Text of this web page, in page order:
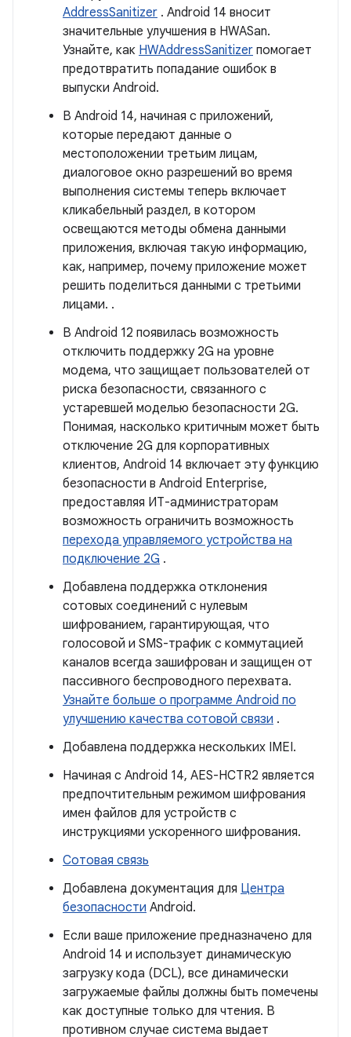
AddressSanitizer . Android 14 вносит
значительные улучшения в HWASan.
Узнайте, как HWAddressSanitizer помогает
предотвратить попадание ошибок в
выпуски Android.
В Android 14, начиная с приложений,
которые передают данные о
местоположении третьим лицам,
диалоговое окно разрешений во время
выполнения системы теперь включает
кликабельный раздел, в котором
освещаются методы обмена данными
приложения, включая такую ​​информацию,
как, например, почему приложение может
решить поделиться данными с третьими
лицами. .
В Android 12 появилась возможность
отключить поддержку 2G на уровне
модема, что защищает пользователей от
риска безопасности, связанного с
устаревшей моделью безопасности 2G.
Понимая, насколько критичным может быть
отключение 2G для корпоративных
клиентов, Android 14 включает эту функцию
безопасности в Android Enterprise,
предоставляя ИТ-администраторам
возможность ограничить возможность
перехода управляемого устройства на
подключение 2G .
Добавлена ​​поддержка отклонения
сотовых соединений с нулевым
шифрованием, гарантирующая, что
голосовой и SMS-трафик с коммутацией
каналов всегда зашифрован и защищен от
пассивного беспроводного перехвата.
Узнайте больше о программе Android по
улучшению качества сотовой связи .
Добавлена ​​поддержка нескольких IMEI.
Начиная с Android 14, AES-HCTR2 является
предпочтительным режимом шифрования
имен файлов для устройств с
инструкциями ускоренного шифрования.
Сотовая связь
Добавлена ​​документация для Центра
безопасности Android.
Если ваше приложение предназначено для
Android 14 и использует динамическую
загрузку кода (DCL), все динамически
загружаемые файлы должны быть помечены
как доступные только для чтения. В
противном случае система выдает